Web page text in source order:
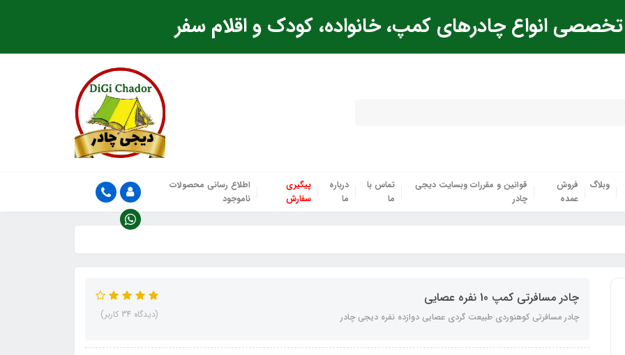
انواع چادرهای کمپ، خانواده، کودک و اقلام سفر
وبلاگ
فروش
عمده
قوانین و مقررات وبسایت دیجی
چادر
تماس با
ما
درباره
ما
پیگیری
سفارش
اطلاع رسانی محصولات
ناموجود
چادر مسافرتی کمپ 10 نفره عصایی
چادر مسافرتی کوهنوردی طبیعت گردی عصایی دوازده نفره دیجی چادر (دیدگاه 34 کاربر)